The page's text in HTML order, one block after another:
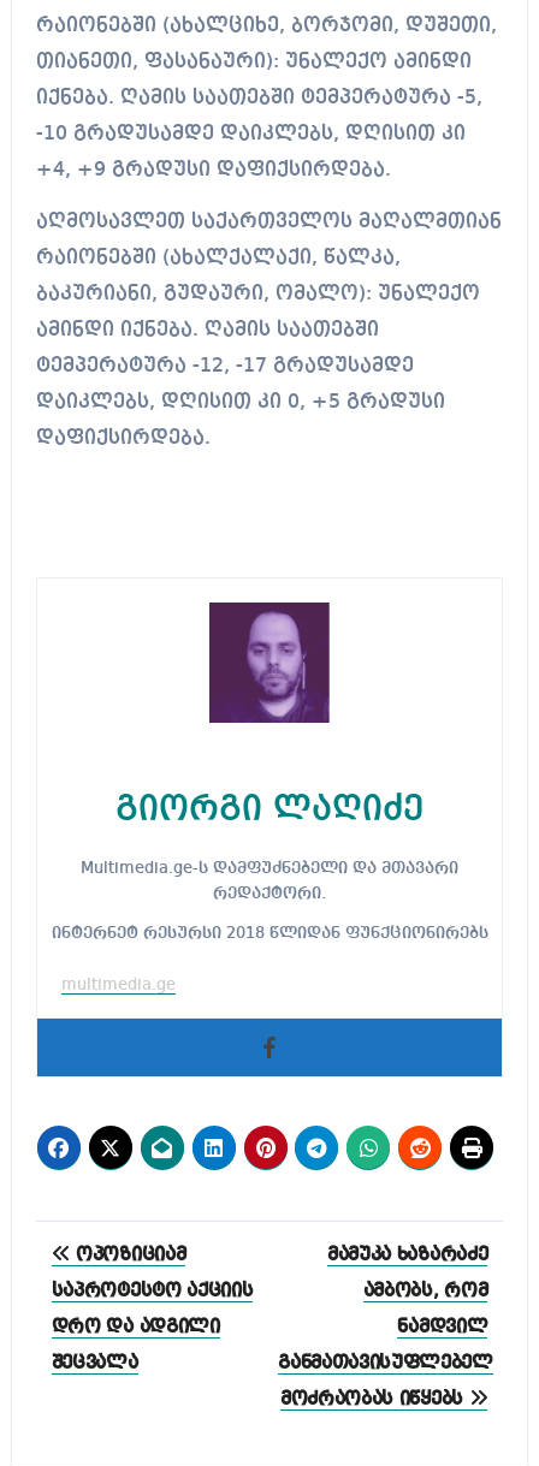
რაიონებში (ახალციხე, ბორჯომი, დუშეთი,
თიანეთი, ფასანაური): უნალექო ამინდი
იქნება. ღამის საათებში ტემპერატურა -5,
-10 გრადუსამდე დაიკლებს, დღისით კი
+4, +9 გრადუსი დაფიქსირდება.
აღმოსავლეთ საქართველოს მაღალმთიან
რაიონებში (ახალქალაქი, წალკა,
ბაკურიანი, გუდაური, ომალო): უნალექო
ამინდი იქნება. ღამის საათებში
ტემპერატურა -12, -17 გრადუსამდე
დაიკლებს, დღისით კი 0, +5 გრადუსი
დაფიქსირდება.
გიორგი ლაღიძე
Multimedia.ge-ს დამფუძნებელი და მთავარი
რედაქტორი.
ინტერნეტ რესურსი 2018 წლიდან ფუნქციონირებს
multimedia.ge
პოსტის
ნავიგაცია
ოპოზიციამ
საპროტესტო აქციის
დრო და ადგილი
შეცვალა
მამუკა ხაზარაძე
ამბობს, რომ
ნამდვილ
განმათავისუფლებელ
მოძრაობას იწყებს